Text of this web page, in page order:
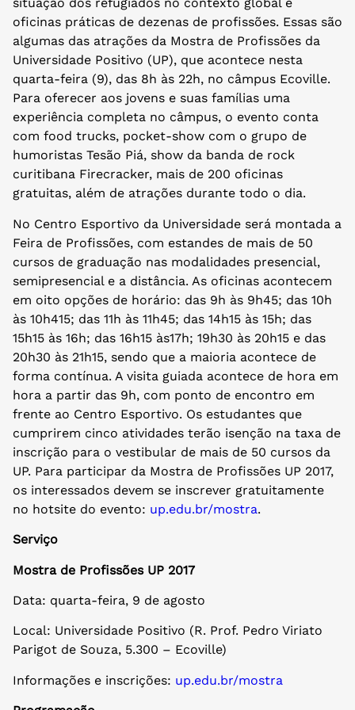
situação dos refugiados no contexto global e
oficinas práticas de dezenas de profissões. Essas são
algumas das atrações da Mostra de Profissões da
Universidade Positivo (UP), que acontece nesta
quarta-feira (9), das 8h às 22h, no câmpus Ecoville.
Para oferecer aos jovens e suas famílias uma
experiência completa no câmpus, o evento conta
com food trucks, pocket-show com o grupo de
humoristas Tesão Piá, show da banda de rock
curitibana Firecracker, mais de 200 oficinas
gratuitas, além de atrações durante todo o dia.
No Centro Esportivo da Universidade será montada a
Feira de Profissões, com estandes de mais de 50
cursos de graduação nas modalidades presencial,
semipresencial e a distância. As oficinas acontecem
em oito opções de horário: das 9h às 9h45; das 10h
às 10h415; das 11h às 11h45; das 14h15 às 15h; das
15h15 às 16h; das 16h15 às17h; 19h30 às 20h15 e das
20h30 às 21h15, sendo que a maioria acontece de
forma contínua. A visita guiada acontece de hora em
hora a partir das 9h, com ponto de encontro em
frente ao Centro Esportivo. Os estudantes que
cumprirem cinco atividades terão isenção na taxa de
inscrição para o vestibular de mais de 50 cursos da
UP. Para participar da Mostra de Profissões UP 2017,
os interessados devem se inscrever gratuitamente
no hotsite do evento: up.edu.br/mostra.
Serviço
Mostra de Profissões UP 2017
Data: quarta-feira, 9 de agosto
Local: Universidade Positivo (R. Prof. Pedro Viriato
Parigot de Souza, 5.300 – Ecoville)
Informações e inscrições: up.edu.br/mostra